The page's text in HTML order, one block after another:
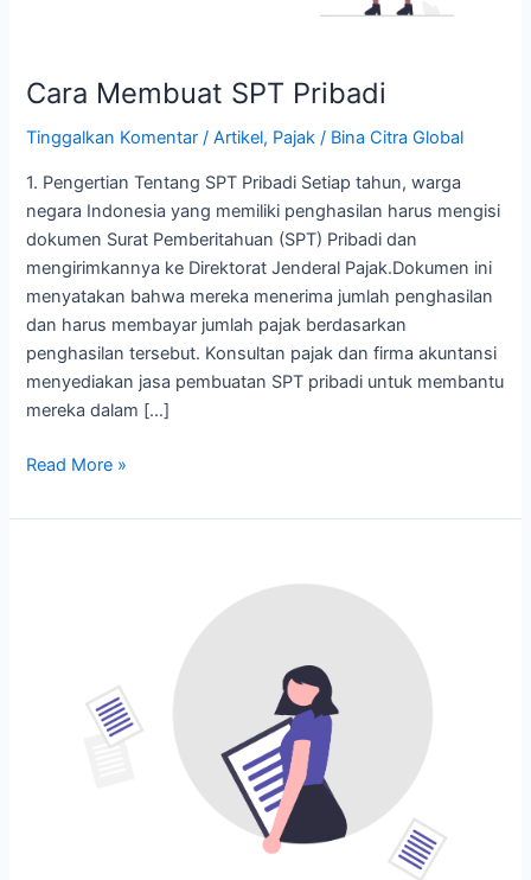
Cara Membuat SPT Pribadi
Tinggalkan Komentar /Artikel, Pajak / Bina Citra Global
1. Pengertian Tentang SPT Pribadi Setiap tahun, warga
negara Indonesia yang memiliki penghasilan harus mengisi
dokumen Surat Pemberitahuan (SPT) Pribadi dan
mengirimkannya ke Direktorat Jenderal Pajak.Dokumen ini
menyatakan bahwa mereka menerima jumlah penghasilan
dan harus membayar jumlah pajak berdasarkan
penghasilan tersebut. Konsultan pajak dan firma akuntansi
menyediakan jasa pembuatan SPT pribadi untuk membantu
mereka dalam […]
Read More »
dengan
Perpajakan